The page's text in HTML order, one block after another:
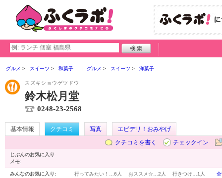
グルメ スイーツ 和菓子 グルメ スイーツ 洋菓子
スズキショウゲツドウ
鈴木松月堂
0248-23-2568
基本情報 クチコミ 写真
エビデリ！おみやげ
クチコミを書く
チェックイン
じぶんのお気に入り:
メモ:
みんなのお気に入り: 行ってみたい！… 6人 おススメ☆… 2人 行きつけ… 1人